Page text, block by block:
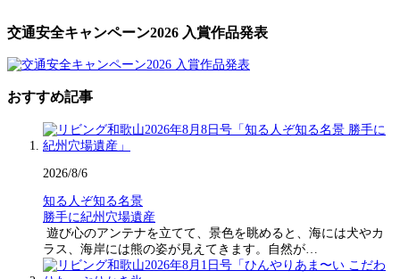
交通安全キャンペーン2026 入賞作品発表
おすすめ記事
2026/8/6
知る人ぞ知る名景
勝手に紀州穴場遺産
遊び心のアンテナを立てて、景色を眺めると、海には犬やカ
ラス、海岸には熊の姿が見えてきます。自然が…